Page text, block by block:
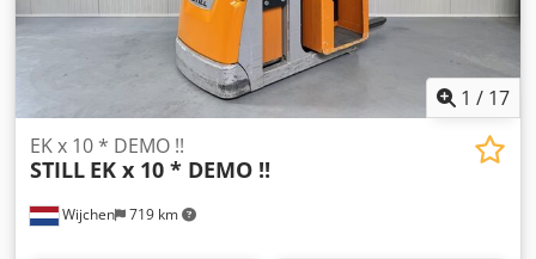
1 / 17
Wijchen 719 km
EK x 10 * DEMO !!
STILL EK x 10 * DEMO !!